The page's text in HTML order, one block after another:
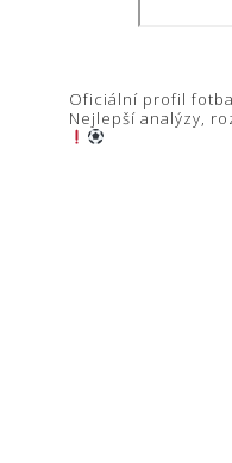
Oficiální profil
Nejlepší analýzy,